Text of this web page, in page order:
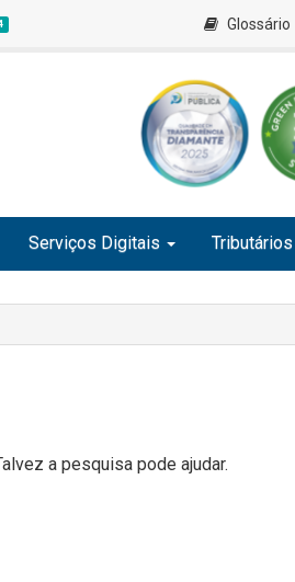
Glossário
Serviços Digitais Tributários
a pesquisa pode ajudar.